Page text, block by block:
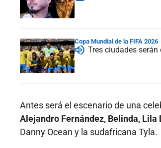
Copa Mundial de la FIFA 2026
Tres ciudades
Antes será el escenario de una
Alejandro Fernández, Belinda, Lila
Danny Ocean y la sudafricana Tyla.